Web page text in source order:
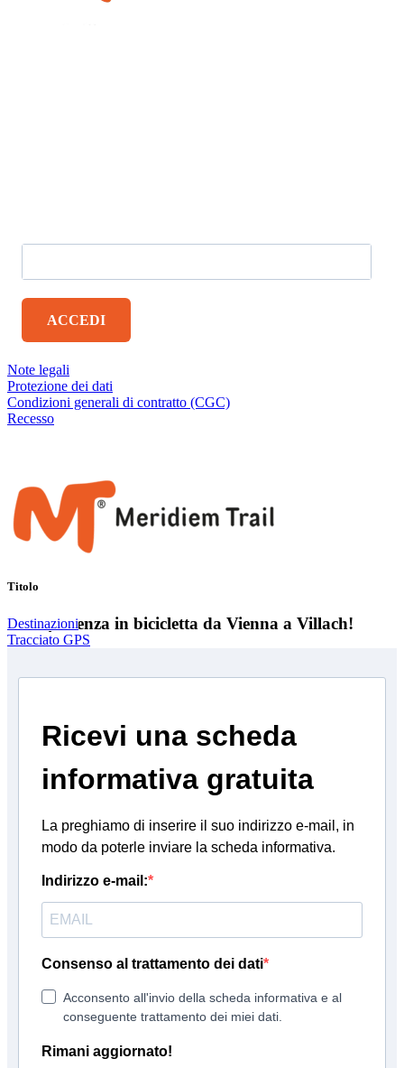
ACCEDI
NOTE LEGALI
Note legali
Protezione dei dati
Condizioni generali di contratto (CGC)
Recesso
Titolo
Un'esperienza in bicicletta da Vienna a Villach!
Destinazioni
Tracciato GPS
Ricevi una scheda
informativa gratuita
La preghiamo di inserire il suo indirizzo e-mail, in
modo da poterle inviare la scheda informativa.
Indirizzo e-mail:
Consenso al trattamento dei dati
Acconsento all'invio della scheda informativa e al
conseguente trattamento dei miei dati.
Rimani aggiornato!